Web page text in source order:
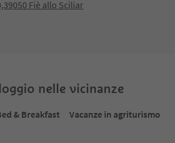
Fiè allo Sciliar
nelle vicinanze
& Breakfast
Vacanze in agriturismo